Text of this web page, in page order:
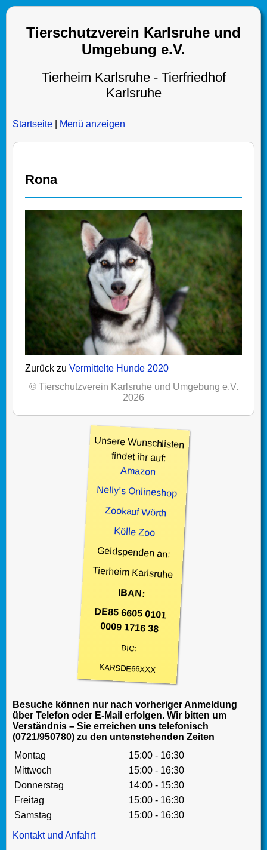
Tierschutzverein Karlsruhe und
Umgebung e.V.
Tierheim Karlsruhe - Tierfriedhof
Karlsruhe
Startseite Menü anzeigen
Rona
Zurück zu Vermittelte Hunde 2020
© Tierschutzverein Karlsruhe und Umgebung e.V.
2026
Unsere Wunschlisten
findet ihr auf:
Amazon
Nelly’s Onlineshop
Zookauf Wörth
Kölle Zoo
Geldspenden an:
Tierheim Karlsruhe
IBAN:
DE85 6605 0101
0009 1716 38
BIC:
KARSDE66XXX
Besuche können nur nach vorheriger Anmeldung
über Telefon oder E-Mail erfolgen. Wir bitten um
Verständnis – Sie erreichen uns telefonisch
(0721/950780) zu den untenstehenden Zeiten
Montag
15:00 - 16:30
Mittwoch
15:00 - 16:30
Donnerstag
14:00 - 15:30
Freitag
15:00 - 16:30
Samstag
15:00 - 16:30
Kontakt und Anfahrt